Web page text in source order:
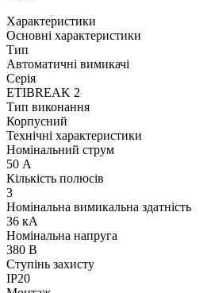
Характеристики
Основні характеристики
Тип
Автоматичні вимикачі
Серія
ETIBREAK 2
Тип виконання
Корпусний
Технічні характеристики
Номінальний струм
50 А
Кількість полюсів
3
Номінальна вимикальна здатність
36 кА
Номінальна напруга
380 В
Ступінь захисту
IP20